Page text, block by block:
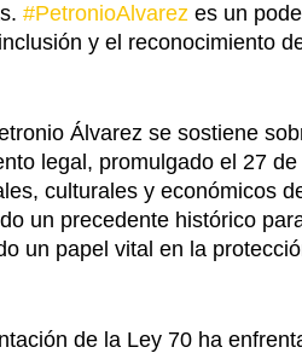
#PetronioAlvarez es un
y el reconocimiento
Álvarez se sostiene
legal, promulgado el 27
culturales y económicos
un precedente histórico
un papel vital en la
de la Ley 70 ha